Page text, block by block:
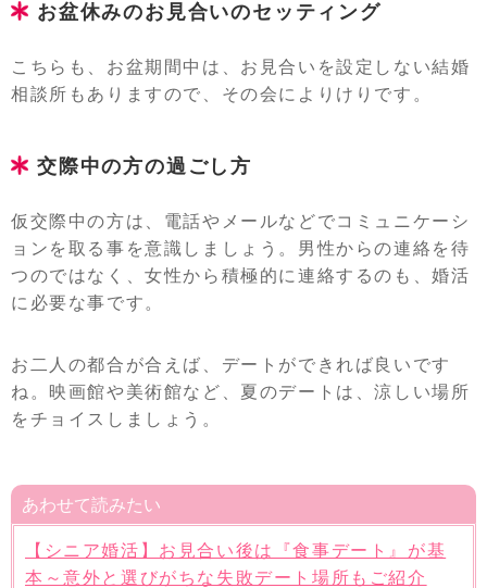
お盆休みのお見合いのセッティング
こちらも、お盆期間中は、お見合いを設定しない結婚
相談所もありますので、その会によりけりです。
交際中の方の過ごし方
仮交際中の方は、電話やメールなどでコミュニケーシ
ョンを取る事を意識しましょう。男性からの連絡を待
つのではなく、女性から積極的に連絡するのも、婚活
に必要な事です。
お二人の都合が合えば、デートができれば良いです
ね。映画館や美術館など、夏のデートは、涼しい場所
をチョイスしましょう。
あわせて読みたい
【シニア婚活】お見合い後は『食事デート』が基
本～意外と選びがちな失敗デート場所もご紹介